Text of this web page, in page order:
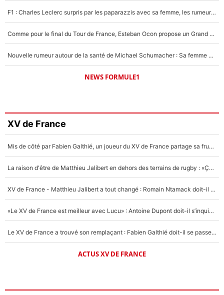
F1 : Charles Leclerc surpris par les paparazzis avec sa femme, les rumeurs étaient vraies !
Comme pour le final du Tour de France, Esteban Ocon propose un Grand Prix de Formule 1 à Paris : «Autour de l’Arc de Triomphe, ce serait génial» !
Nouvelle rumeur autour de la santé de Michael Schumacher : Sa femme Corinna sort du silence
NEWS FORMULE1
XV de France
Mis de côté par Fabien Galthié, un joueur du XV de France partage sa frustration : «ils ne me l’ont pas dit tout de suite»
La raison d'être de Matthieu Jalibert en dehors des terrains de rugby : «Ça m'atteint autant que si tu touches à un membre de ma famille»
XV de France - Matthieu Jalibert a tout changé : Romain Ntamack doit-il s’inquiéter pour sa place à un an de la Coupe du monde ?
«Le XV de France est meilleur avec Lucu» : Antoine Dupont doit-il s’inquiéter pour sa place ?
Le XV de France a trouvé son remplaçant : Fabien Galthié doit-il se passer d'Antoine Dupont ?
ACTUS XV DE FRANCE